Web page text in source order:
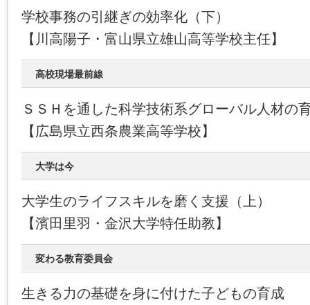
学校事務の引継ぎの効率化（下）
【川高陽子・富山県立雄山高等学校主任】
高校現場最前線
ＳＳＨを通した科学技術系グローバル人材の
【広島県立西条農業高等学校】
大学は今
大学生のライフスキルを磨く支援（上）
【濱田里羽・金沢大学特任助教】
変わる教育委員会
生きる力の基礎を身に付けた子どもの育成